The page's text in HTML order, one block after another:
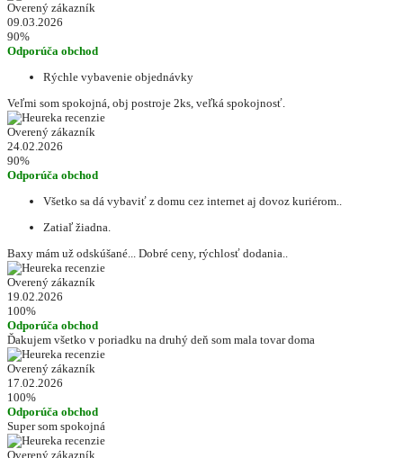
Overený zákazník
09.03.2026
90%
Odporúča obchod
Rýchle vybavenie objednávky
Veľmi som spokojná, obj postroje 2ks, veľká spokojnosť.
Overený zákazník
24.02.2026
90%
Odporúča obchod
Všetko sa dá vybaviť z domu cez internet aj dovoz kuriérom..
Zatiaľ žiadna.
Baxy mám už odskúšané... Dobré ceny, rýchlosť dodania..
Overený zákazník
19.02.2026
100%
Odporúča obchod
Ďakujem všetko v poriadku na druhý deň som mala tovar doma
Overený zákazník
17.02.2026
100%
Odporúča obchod
Super som spokojná
Overený zákazník